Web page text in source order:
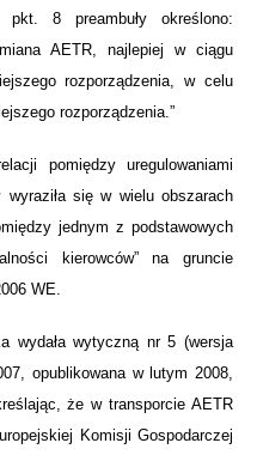
8 preambuły określono:
AETR, najlepiej w ciągu
rozporządzenia, w celu
rozporządzenia.”
pomiędzy uregulowaniami
wyraziła się w wielu obszarach
jednym z podstawowych
kierowców” na gruncie
WE.
wydała wytyczną nr 5 (wersja
opublikowana w lutym 2008,
że w transporcie AETR
Komisji Gospodarczej